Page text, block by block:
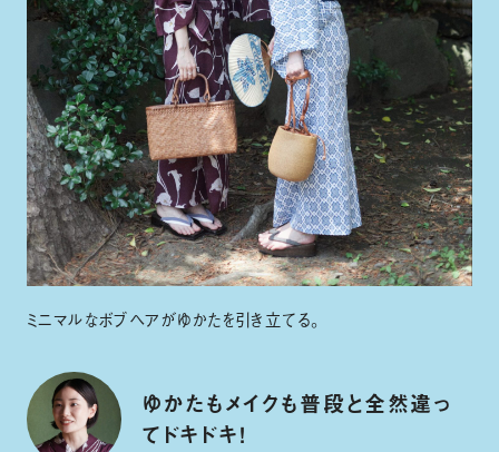
ミニマルなボブヘアがゆかたを引き立てる。
ゆかたもメイクも普段と全然違っ
てドキドキ！